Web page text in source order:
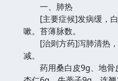
一、肺热
[主要症候]发病缓，白
嗽。苔薄脉数。
[治则方药]泻肺清热，
减。
药用桑白皮9g、地骨